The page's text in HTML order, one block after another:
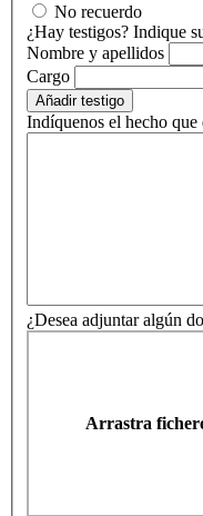
No recuerdo
¿Hay testigos? Indique
Nombre y apellidos
Cargo
Añadir testigo
Indíquenos el hecho que
¿Desea adjuntar algún
Arrastra